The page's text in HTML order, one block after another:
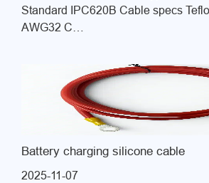
Standard IPC620B Cable specs
AWG32 C…
Battery charging silicone cable
2025-11-07